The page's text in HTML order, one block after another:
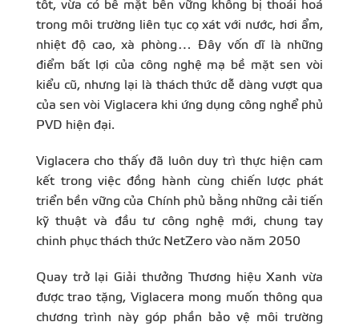
tốt, vừa có bề mặt bền vững không bị thoái hoá
trong môi trường liên tục cọ xát với nước, hơi ẩm,
nhiệt độ cao, xà phòng… Đây vốn dĩ là những
điểm bất lợi của công nghệ mạ bề mặt sen vòi
kiểu cũ, nhưng lại là thách thức dễ dàng vượt qua
của sen vòi Viglacera khi ứng dụng công nghể phủ
PVD hiện đại.
Viglacera cho thấy đã luôn duy trì thực hiện cam
kết trong việc đồng hành cùng chiến lược phát
triển bền vững của Chính phủ bằng những cải tiến
kỹ thuật và đầu tư công nghệ mới, chung tay
chinh phục thách thức NetZero vào năm 2050
Quay trở lại Giải thưởng Thương hiệu Xanh vừa
được trao tặng, Viglacera mong muốn thông qua
chương trình này góp phần bảo vệ môi trường